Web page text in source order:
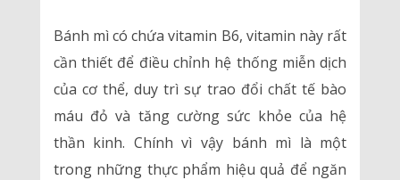
Bánh mì có chứa vitamin B6, vitamin này rất
cần thiết để điều chỉnh hệ thống miễn dịch
của cơ thể, duy trì sự trao đổi chất tế bào
máu đỏ và tăng cường sức khỏe của hệ
thần kinh. Chính vì vậy bánh mì là một
trong những thực phẩm hiệu quả để ngăn